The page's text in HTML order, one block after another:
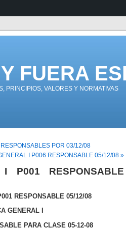
FUERA
PRINCIPIOS, VALORES Y NORMATIVAS
POR 03/12/08
I P006 RESPONSABLE 05/12/08 »
P001 RESPONSABLE
RESPONSABLE 05/12/08
GENERAL I
PARA CLASE 05-12-08